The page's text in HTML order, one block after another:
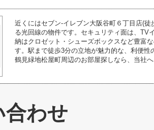
近くにはセブン-イレブン大阪谷町６丁目店(
る光回線の物件です。セキュリティ面は、TV
納はクロゼット・シューズボックスなど豊富
す。駅まで徒歩3分の立地が魅力的な、利便
鶴見緑地松屋町周辺のお部屋探しなら、当社
合わせ